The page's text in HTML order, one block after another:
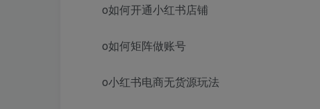
o如何开通小红书店铺
o如何矩阵做账号
o小红书电商无货源玩法